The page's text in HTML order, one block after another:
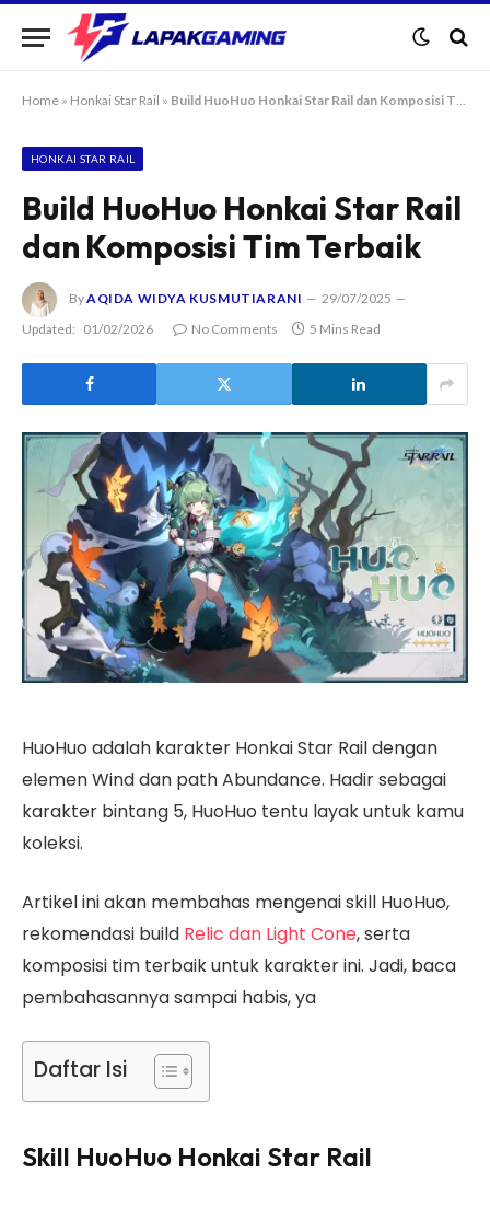
Home » Honkai Star Rail » Build HuoHuo Honkai Star Rail dan Komposisi Tim Terbaik
HONKAI STAR RAIL
Build HuoHuo Honkai Star Rail
dan Komposisi Tim Terbaik
ByAQIDA WIDYA KUSMUTIARANI
29/07/2025
Updated: 01/02/2026 No Comments 5 Mins Read
HuoHuo adalah karakter Honkai Star Rail dengan
elemen Wind dan path Abundance. Hadir sebagai
karakter bintang 5, HuoHuo tentu layak untuk kamu
koleksi.
Artikel ini akan membahas mengenai skill HuoHuo,
rekomendasi build Relic dan Light Cone, serta
komposisi tim terbaik untuk karakter ini. Jadi, baca
pembahasannya sampai habis, ya
Daftar Isi
Skill HuoHuo Honkai Star Rail